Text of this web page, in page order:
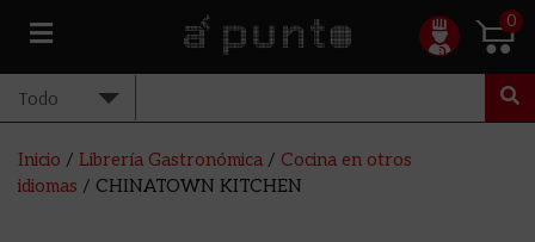
0
Inicio / Librería Gastronómica / Cocina en otros
idiomas / CHINATOWN KITCHEN